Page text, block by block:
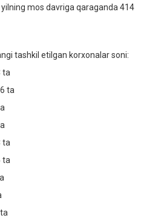
mos davriga qaraganda 414
tashkil etilgan korxonalar soni:
ta
ta
ta
ta